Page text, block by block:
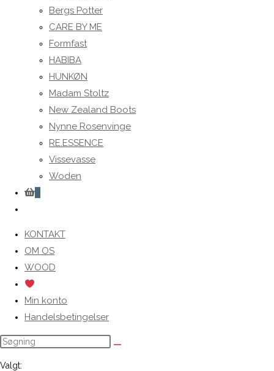
Bergs Potter
CARE BY ME
Formfast
HABIBA
HUNKØN
Madam Stoltz
New Zealand Boots
Nynne Rosenvinge
RE.ESSENCE
Vissevasse
Woden
0
search
KONTAKT
OM OS
WOOD
Min konto
Handelsbetingelser
Valgt: